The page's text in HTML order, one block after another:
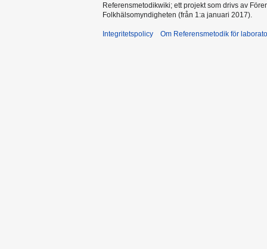
Referensmetodikwiki; ett projekt som drivs av
Folkhälsomyndigheten (från 1:a januari 2017).
Integritetspolicy Om Referensmetodik för